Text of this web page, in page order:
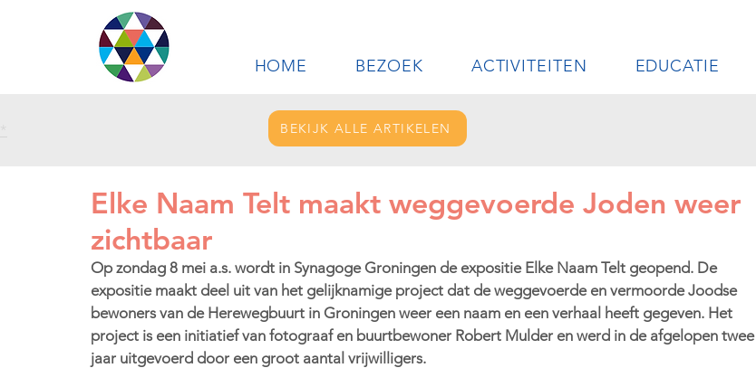
HOME BEZOEK ACTIVITEITEN EDUCATIE
Elke Naam Telt maakt weggevoerde Joden weer
zichtbaar
Op zondag 8 mei a.s. wordt in Synagoge Groningen de expositie Elke Naam Telt geopend. De
expositie maakt deel uit van het gelijknamige project dat de weggevoerde en vermoorde Joodse
bewoners van de Herewegbuurt in Groningen weer een naam en een verhaal heeft gegeven. Het
project is een initiatief van fotograaf en buurtbewoner Robert Mulder en werd in de afgelopen twee
jaar uitgevoerd door een groot aantal vrijwilligers.
BEKIJK ALLE ARTIKELEN